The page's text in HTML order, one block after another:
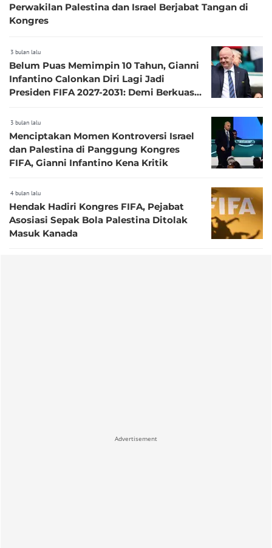
Perwakilan Palestina dan Israel Berjabat Tangan di
Kongres
3 bulan lalu
Belum Puas Memimpin 10 Tahun, Gianni
Infantino Calonkan Diri Lagi Jadi
Presiden FIFA 2027-2031: Demi Berkuasa
3 bulan lalu
Menciptakan Momen Kontroversi Israel
dan Palestina di Panggung Kongres
FIFA, Gianni Infantino Kena Kritik
4 bulan lalu
Hendak Hadiri Kongres FIFA, Pejabat
Asosiasi Sepak Bola Palestina Ditolak
Masuk Kanada
Advertisement